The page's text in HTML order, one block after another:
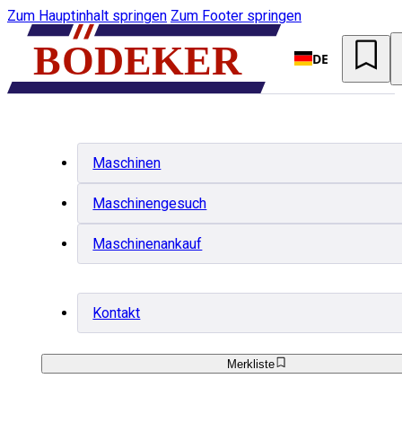
Zum Hauptinhalt springen Zum Footer springen
DE
Maschinen
Maschinengesuch
Maschinenankauf
Kontakt
Merkliste